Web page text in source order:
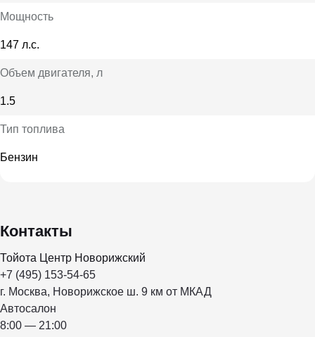
Мощность
147 л.с.
Объем двигателя, л
1.5
Тип топлива
Бензин
Контакты
Тойота Центр Новорижский
+7 (495) 153-54-65
г. Москва, Новорижское ш. 9 км от МКАД
Автосалон
8:00 — 21:00